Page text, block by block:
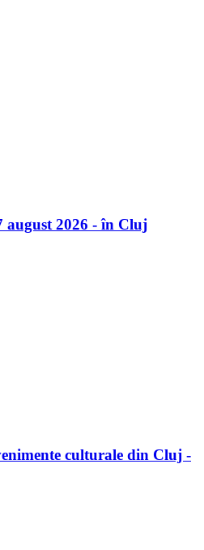
august 2026 - în Cluj
culturale din Cluj -